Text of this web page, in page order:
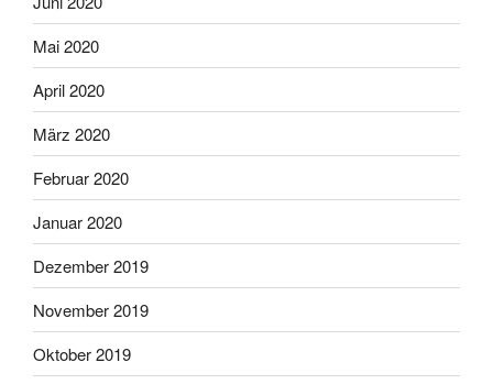
Mai 2020
April 2020
März 2020
Februar 2020
Januar 2020
Dezember 2019
November 2019
Oktober 2019